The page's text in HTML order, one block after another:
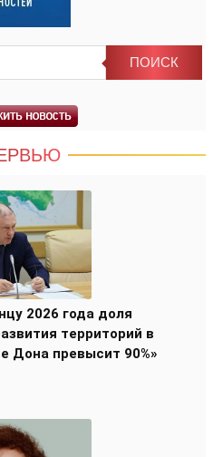
2026 года доля
территорий в
Дона превысит 90%»